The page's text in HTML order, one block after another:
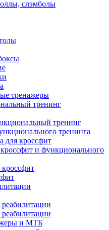
слэмболы
тренажеры
тренинг
тренинг
тренинга
для кроссфит
и функционального
и МТБ